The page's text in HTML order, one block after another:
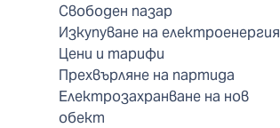
Свободен пазар
Изкупуване на електроенергия
Цени и тарифи
Прехвърляне на партида
Електрозахранване на нов
обект